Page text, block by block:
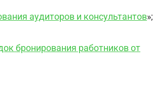
аудиторов и консультантов»;
бронирования работников от